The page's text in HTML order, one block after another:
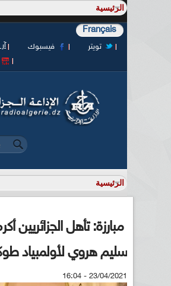
Français
فيسبوك
تويتر
مبارزة: تأهل الجزائريين
سليم هروي لأولمبياد
23/04/2021 - 16:04